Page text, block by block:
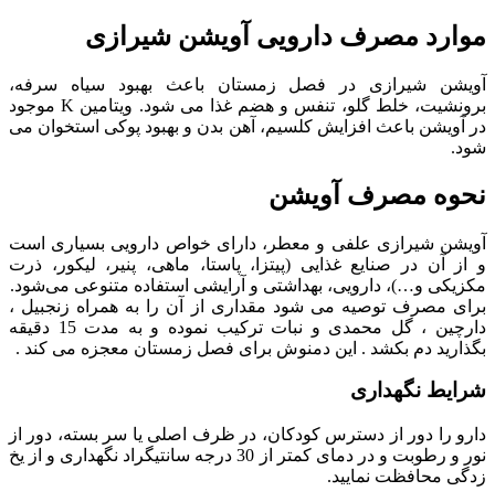
موارد مصرف دارویی آویشن شیرازی
آویشن شیرازی در فصل زمستان باعث بهبود سیاه سرفه،
برونشیت، خلط گلو، تنفس و هضم غذا می شود. ویتامین K موجود
در آویشن باعث افزایش کلسیم، آهن بدن و بهبود پوکی استخوان می
شود.
نحوه مصرف آویشن
آویشن شیرازی علفی و معطر، دارای خواص دارویی بسیاری است
و از آن در صنایع غذایی (پیتزا، پاستا، ماهی، پنیر، لیکور، ذرت
مکزیکی و…)، دارویی، بهداشتی و آرایشی استفاده متنوعی می‌شود.
برای مصرف توصیه می شود مقداری از آن را به همراه زنجبیل ،
دارچین ، گل محمدی و نبات ترکیب نموده و به مدت 15 دقیقه
بگذارید دم بکشد . این دمنوش برای فصل زمستان معجزه می کند .
شرایط نگهداری
دارو را دور از دسترس کودکان، در ظرف اصلی یا سر بسته، دور از
نور و رطوبت و در دمای کمتر از 30 درجه سانتیگراد نگهداری و از یخ
زدگی محافظت نمایید.